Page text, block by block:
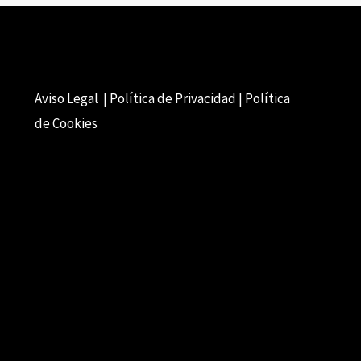
Aviso Legal | Política de Privacidad | Política
de Cookies